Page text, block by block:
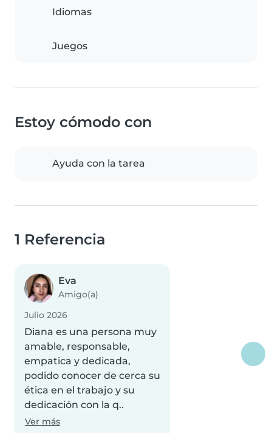
Idiomas
Juegos
Estoy cómodo con
Ayuda con la tarea
1 Referencia
Eva
Amigo(a)
Julio 2026
Diana es una persona muy
amable, responsable,
empatica y dedicada,
podido conocer de cerca su
ética en el trabajo y su
dedicación con la q..
Ver más